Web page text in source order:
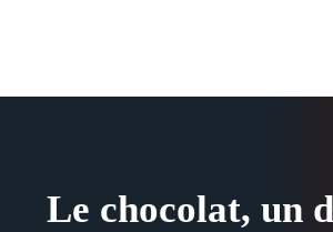
Le chocolat, un